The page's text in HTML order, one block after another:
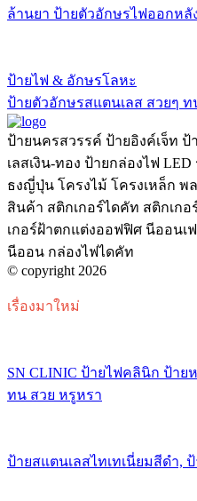
ล้านยา ป้ายตัวอักษรไฟออกหลั
ป้ายไฟ & อักษรโลหะ
ป้ายตัวอักษรสแตนเลส สวยๆ ท
ป้ายนครสวรรค์ ป้ายอิงค์เจ็ท
เลสเงิน-ทอง ป้ายกล่องไฟ
ธงญี่ปุ่น โครงไม้ โครงเหล็ก พ
สินค้า สติกเกอร์ไดคัท สติกเก
เกอร์ฝ้าตกแต่งออฟฟิศ นีออนเ
นีออน กล่องไฟไดคัท
© copyright 2026
เรื่องมาใหม่
SN CLINIC ป้ายไฟคลินิก ป้า
ทน สวย หรูหรา
ป้ายสแตนเลสไทเทเนี่ยมสีดำ,